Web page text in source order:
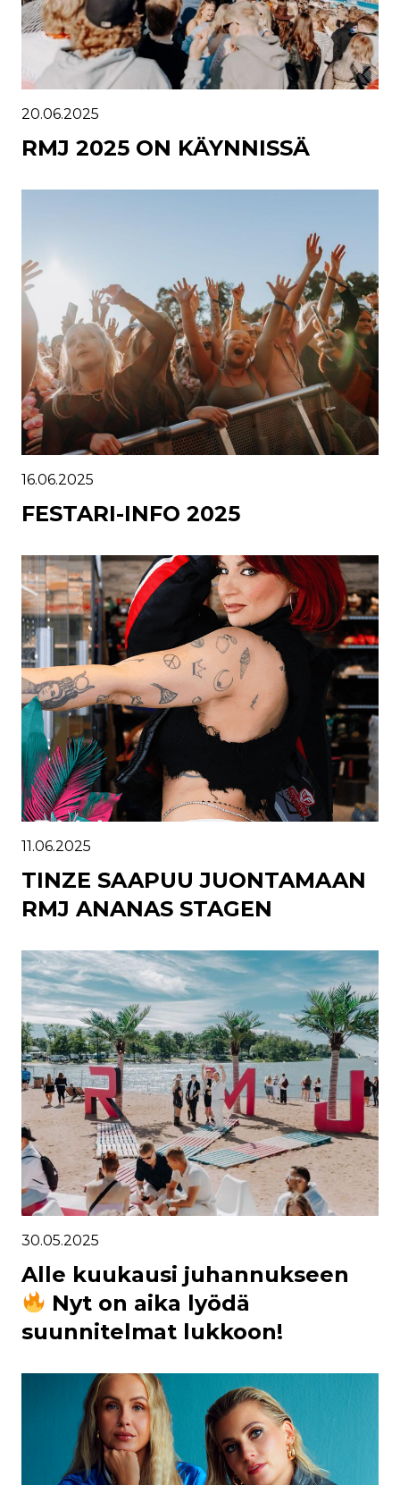
20.06.2025
RMJ 2025 ON KÄYNNISSÄ
16.06.2025
FESTARI-INFO 2025
11.06.2025
TINZE SAAPUU JUONTAMAAN
RMJ ANANAS STAGEN
30.05.2025
Alle kuukausi juhannukseen
Nyt on aika lyödä
suunnitelmat lukkoon!